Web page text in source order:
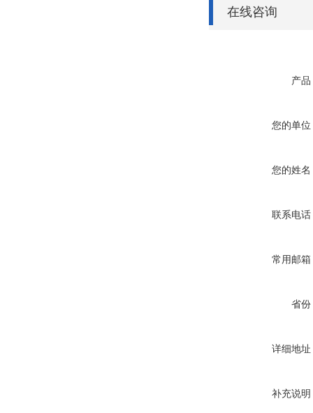
在线咨询
产品
您的单位
您的姓名
联系电话
常用邮箱
省份
详细地址
补充说明